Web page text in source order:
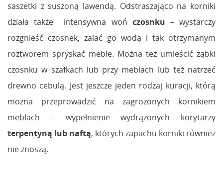
saszetki z suszoną lawendą. Odstraszająco na korniki
działa także intensywna woń czosnku – wystarczy
rozgnieść czosnek, zalać go wodą i tak otrzymanym
roztworem spryskać meble. Można też umieścić ząbki
czosnku w szafkach lub przy meblach lub też natrzeć
drewno cebulą. Jest jeszcze jeden rodzaj kuracji, którą
można przeprowadzić na zagrożonych kornikiem
meblach – wypełnienie wydrążonych korytarzy
terpentyną lub naftą, których zapachu korniki również
nie znoszą.